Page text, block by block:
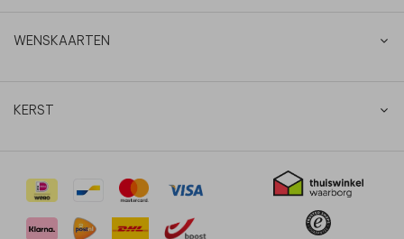
WENSKAARTEN
KERST